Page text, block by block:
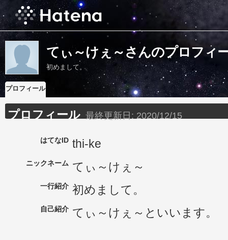
てぃ～けぇ～さんのプロフィ
初めまして。
プロフィール
プロフィール 最終更新日: 2020/12/15
はてなID thi-ke
ニックネーム てぃ～けぇ～
一行紹介 初めまして。
自己紹介 てぃ～けぇ～といいます。